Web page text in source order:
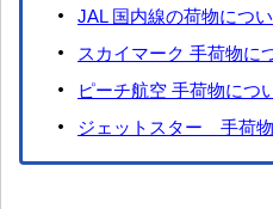
JAL 国内線の荷物につ
スカイマーク 手荷物に
ピーチ航空 手荷物につ
ジェットスター 手荷